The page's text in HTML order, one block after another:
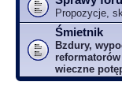
Propozycje,
Śmietnik
Bzdury,
wieczne